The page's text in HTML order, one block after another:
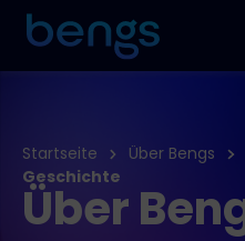
Startseite Über Bengs
Geschichte
Über